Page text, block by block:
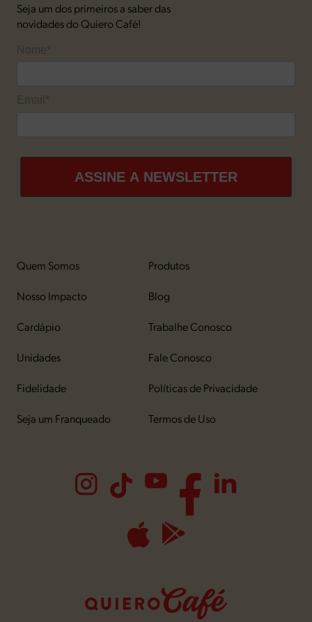
Seja um dos primeiros a saber das
novidades do Quiero Café!
Nome*
Email*
ASSINE A NEWSLETTER
Quem Somos
Nosso Impacto
Cardápio
Unidades
Fidelidade
Seja um Franqueado
Produtos
Blog
Trabalhe Conosco
Fale Conosco
Políticas de Privacidade
Termos de Uso